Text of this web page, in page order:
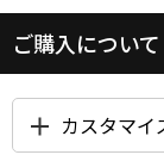
サーバー
ディスプレイ
お支払い方法につい
送料・配送について
キャンセルについて
ご購入について
カスタマイ